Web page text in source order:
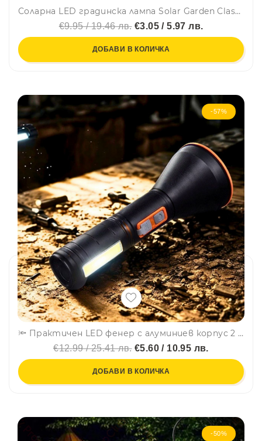
Соларна LED градинска лампа Solar Garden Classic - 24 см – бяла светлина, автоматично включване, без кабели, еко захранване
€9.95 / 19.46 лв.€3.05 / 5.97 лв.
ДОБАВИ В КОЛИЧКА
-57%
🔦 Практичен LED фенер с алуминиев корпус 2 в 1 с 2 режима и странична работна лампа-FA-8025C
€12.99 / 25.41 лв.€5.60 / 10.95 лв.
ДОБАВИ В КОЛИЧКА
-50%